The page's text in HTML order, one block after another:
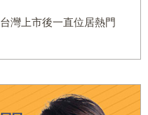
灣上市後一直位居熱門